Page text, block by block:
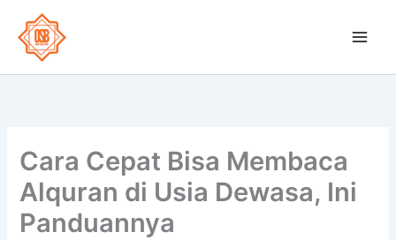
content
Cara Cepat Bisa Membaca
Alquran di Usia Dewasa, Ini
Panduannya